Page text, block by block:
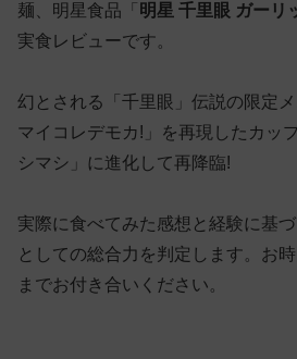
麺、明星食品「 明星 千里眼 ガーリ
実食レビューです。
幻とされる「千里眼」伝説の限定
マイコレデモカ!」を再現したカッ
シマシ」に進化して再降臨!
実際に食べてみた感想と経験に基
としての総合力を判定します。お
までお付き合いください。